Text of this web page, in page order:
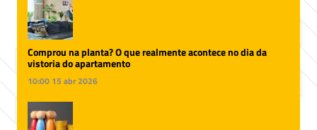
Comprou na planta? O que realmente acontece no dia da
vistoria do apartamento
10:00 15 abr 2026